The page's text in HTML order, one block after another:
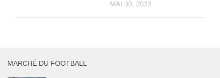
MAI 30, 2023
MARCHÉ DU FOOTBALL